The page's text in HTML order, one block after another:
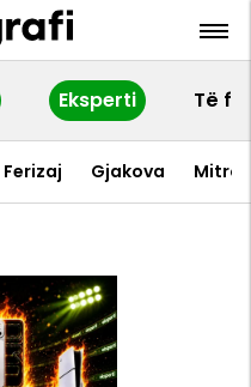
Eksperti Të
Ferizaj Gjakova